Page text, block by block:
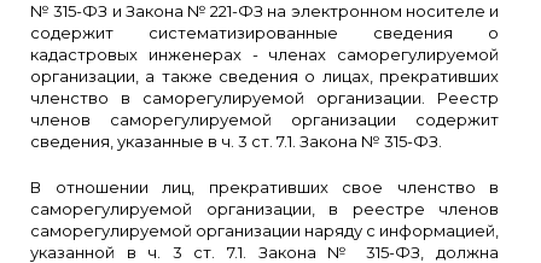
№ 315-ФЗ и Закона № 221-ФЗ на электронном носителе и
содержит систематизированные сведения о
кадастровых инженерах - членах саморегулируемой
организации, а также сведения о лицах, прекративших
членство в саморегулируемой организации. Реестр
членов саморегулируемой организации содержит
сведения, указанные в ч. 3 ст. 7.1. Закона № 315-ФЗ.
В отношении лиц, прекративших свое членство в
саморегулируемой организации, в реестре членов
саморегулируемой организации наряду с информацией,
указанной в ч. 3 ст. 7.1. Закона № 315-ФЗ, должна